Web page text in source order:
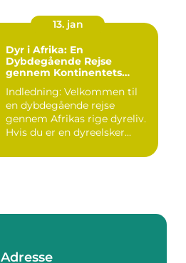
13. jan
Dyr i Afrika: En
Dybdegående Rejse
gennem Kontinentets
Indledning: Velkommen til
en dybdegående rejse
gennem Afrikas rige dyreliv.
Hvis du er en dyreelsker...
Adresse